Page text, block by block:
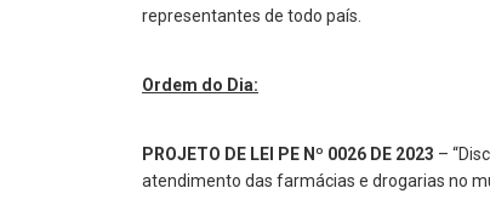
representantes de todo país.
Ordem do Dia:
PROJETO DE LEI PE Nº 0026 DE 2023 –
atendimento das farmácias e drogarias no